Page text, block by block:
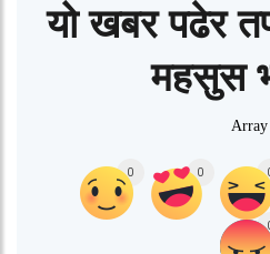
यो खबर पढेर
महसुस
Array
0 0